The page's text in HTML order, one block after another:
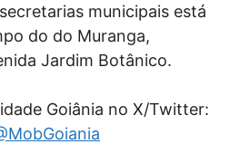
municipais está
do do Muranga,
Jardim Botânico.
Goiânia no X/Twitter: